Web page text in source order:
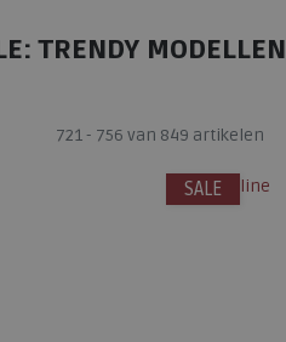
TRENDY
721 - 756 van 849 artikelen
SALE
alleen online